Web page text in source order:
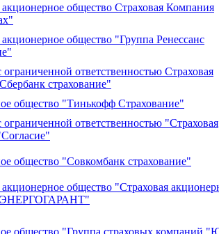
общество Страховая Компания
общество "Группа Ренессанс
ответственностью Страховая
страхование"
общество "Тинькофф Страхование"
ответственностью "Страховая
общество "Совкомбанк страхование"
общество "Страховая
общество "Группа страховых компаний